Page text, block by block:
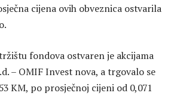
cijena ovih obveznica ostvarila
fondova ostvaren je akcijama
– OMIF Invest nova, a trgovalo se
KM, po prosječnoj cijeni od 0,071